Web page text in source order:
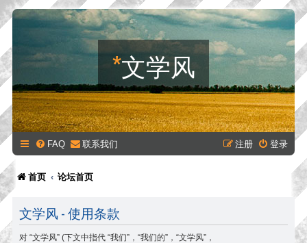
*文学风
FAQ 联系我们 登录
注册
首页 论坛首页
文学风 - 使用条款
对 “文学风” (下文中指代 “我们”，“我们的”，“文学风”，